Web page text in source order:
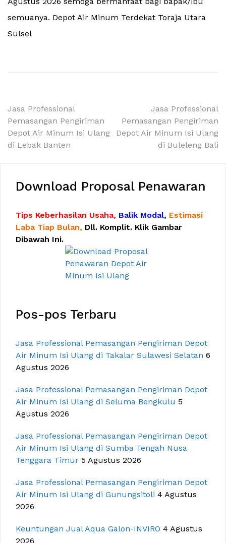
semuanya. Depot Air Minum Terdekat Toraja Utara
Sulsel
Navigasi
pos
Jasa Professional
Pemasangan Pengiriman
Depot Air Minum Isi Ulang
di Lebak Banten
Jasa Professional
Pemasangan Pengiriman
Depot Air Minum Isi Ulang
di Buleleng Bali
Download Proposal Penawaran
Tips Keberhasilan Usaha, Balik Modal, Estimasi
Laba Tiap Bulan, Dll. Komplit. Klik Gambar
Dibawah Ini.
Pos-pos Terbaru
Jasa Professional Pemasangan Pengiriman Depot
Air Minum Isi Ulang di Takalar Sulawesi Selatan 6
Agustus 2026
Jasa Professional Pemasangan Pengiriman Depot
Air Minum Isi Ulang di Seluma Bengkulu 5
Agustus 2026
Jasa Professional Pemasangan Pengiriman Depot
Air Minum Isi Ulang di Sumba Tengah Nusa
Tenggara Timur 5 Agustus 2026
Jasa Professional Pemasangan Pengiriman Depot
Air Minum Isi Ulang di Gunungsitoli 4 Agustus
2026
Keuntungan Jual Aqua Galon-INVIRO 4 Agustus
2026